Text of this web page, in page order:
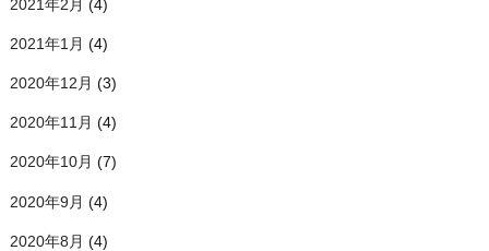
2021年2月 (4)
2021年1月 (4)
2020年12月 (3)
2020年11月 (4)
2020年10月 (7)
2020年9月 (4)
2020年8月 (4)